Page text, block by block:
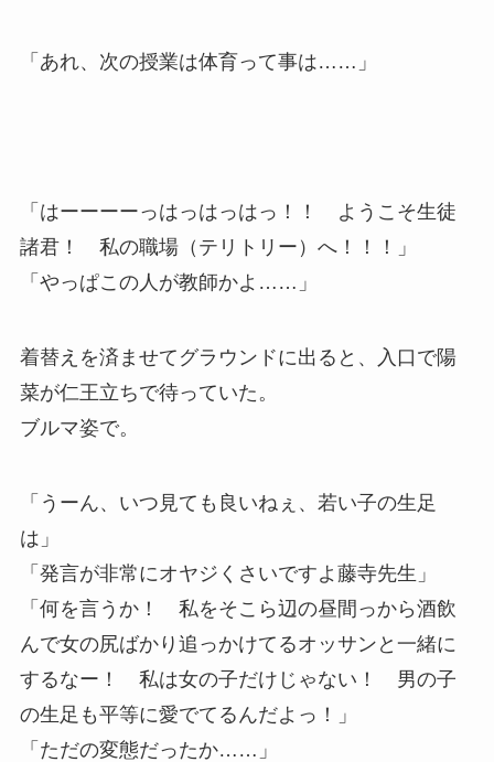
「あれ、次の授業は体育って事は……」
「はーーーーっはっはっはっ！！ ようこそ生徒
諸君！ 私の職場（テリトリー）へ！！！」
「やっぱこの人が教師かよ……」
着替えを済ませてグラウンドに出ると、入口で陽
菜が仁王立ちで待っていた。
ブルマ姿で。
「うーん、いつ見ても良いねぇ、若い子の生足
は」
「発言が非常にオヤジくさいですよ藤寺先生」
「何を言うか！ 私をそこら辺の昼間っから酒飲
んで女の尻ばかり追っかけてるオッサンと一緒に
するなー！ 私は女の子だけじゃない！ 男の子
の生足も平等に愛でてるんだよっ！」
「ただの変態だったか……」